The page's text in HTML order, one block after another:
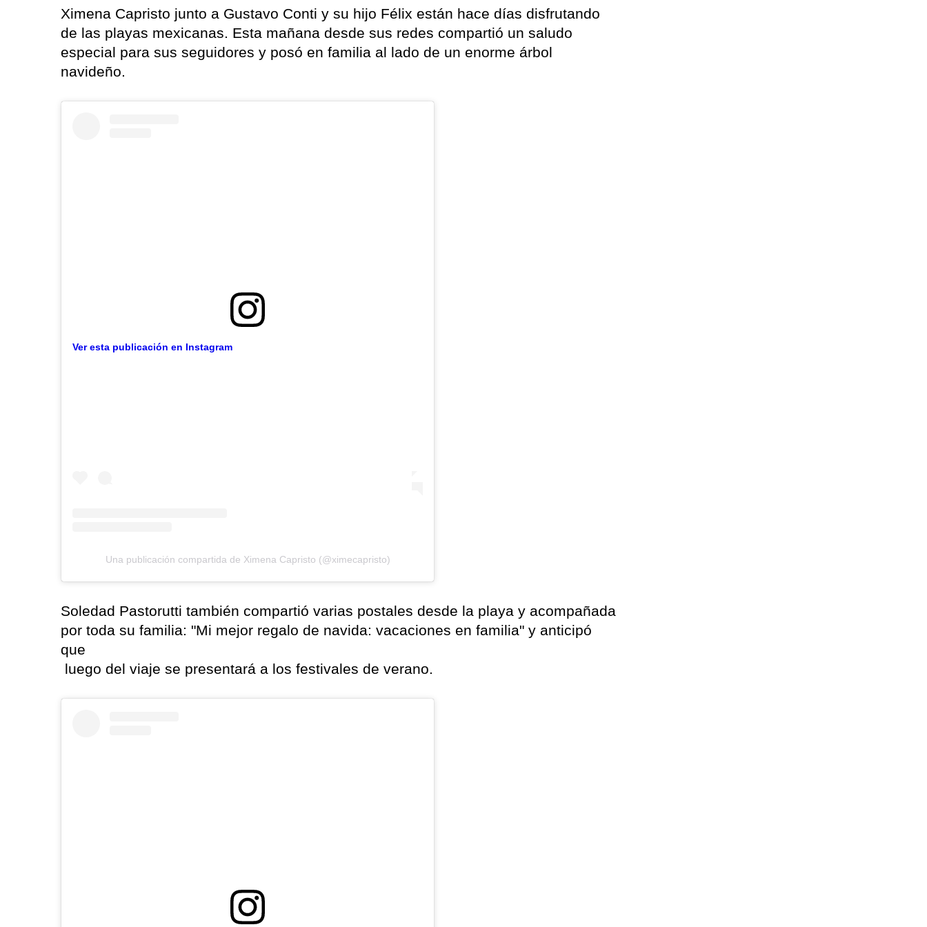
Ximena Capristo junto a Gustavo Conti y su hijo Félix están hace días disfrutando
de las playas mexicanas. Esta mañana desde sus redes compartió un saludo
especial para sus seguidores y posó en familia al lado de un enorme árbol
navideño.
Ver esta publicación en Instagram
Una publicación compartida de Ximena Capristo (@ximecapristo)
Soledad Pastorutti también compartió varias postales desde la playa y acompañada
por toda su familia: "Mi mejor regalo de navida: vacaciones en familia" y anticipó
que
luego del viaje se presentará a los festivales de verano.